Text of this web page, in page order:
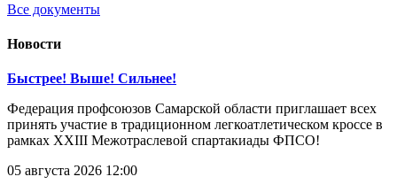
Все документы
Новости
Быстрее! Выше! Сильнее!
Федерация профсоюзов Самарской области приглашает всех
принять участие в традиционном легкоатлетическом кроссе в
рамках XXIII Межотраслевой спартакиады ФПСО!
05 августа 2026 12:00